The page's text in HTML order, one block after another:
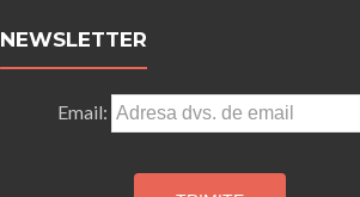
NEWSLETTER
Email: